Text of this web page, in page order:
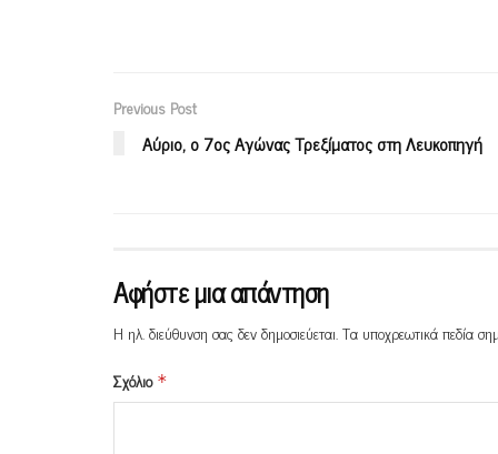
Previous Post
Αύριο, ο 7ος Αγώνας Τρεξίματος στη Λευκοπηγή
Αφήστε μια απάντηση
Η ηλ. διεύθυνση σας δεν δημοσιεύεται.Τα υποχρεωτικά πεδία
Σχόλιο *